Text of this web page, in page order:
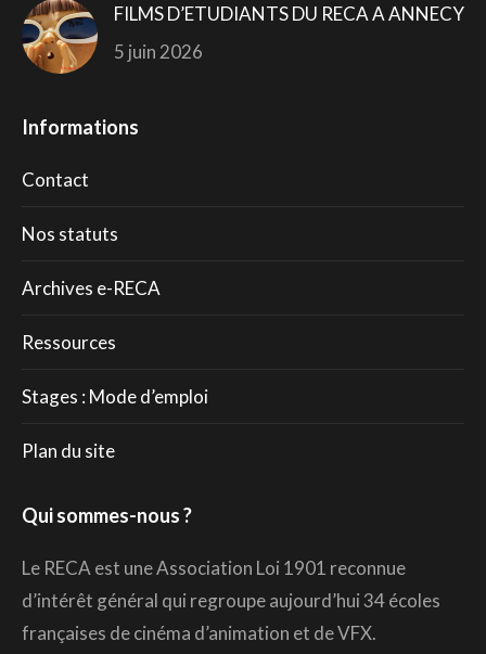
FILMS D’ETUDIANTS DU RECA A ANNECY
5 juin 2026
Informations
Contact
Nos statuts
Archives e-RECA
Ressources
Stages : Mode d’emploi
Plan du site
Qui sommes-nous ?
Le RECA est une Association Loi 1901 reconnue
d’intérêt général qui regroupe aujourd’hui 34 écoles
françaises de cinéma d’animation et de VFX.